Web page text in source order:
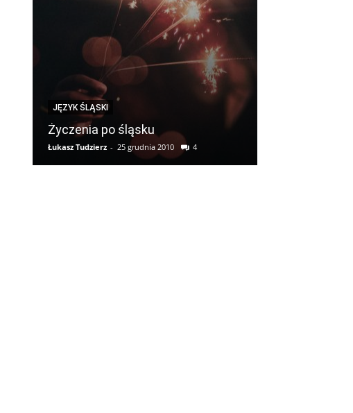
JĘZYK ŚLĄSKI
Życzenia po śląsku
Łukasz Tudzierz - 25 grudnia 2010 4